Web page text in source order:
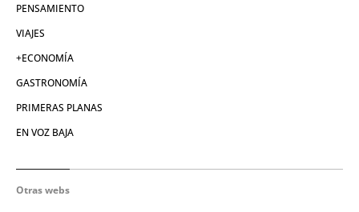
PENSAMIENTO
VIAJES
+ECONOMÍA
GASTRONOMÍA
PRIMERAS PLANAS
EN VOZ BAJA
Otras webs